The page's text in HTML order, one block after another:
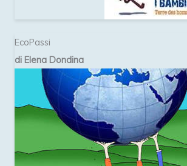
EcoPassi
di Elena Dondina